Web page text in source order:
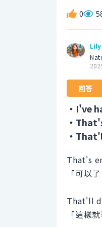
0
Lily
回答
・I've
・
・
That's
「可以
That'll
「這樣